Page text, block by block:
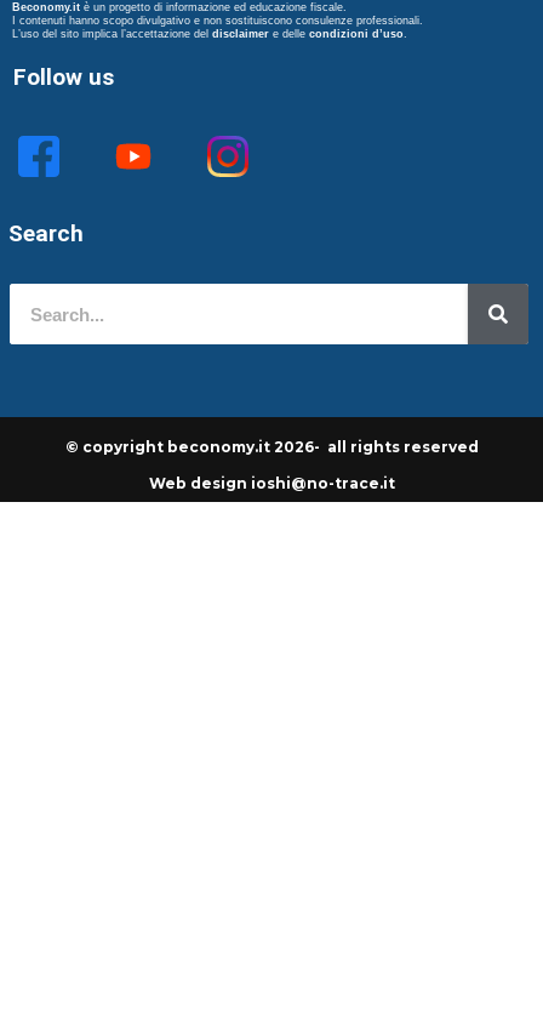
Beconomy.it è un progetto di informazione ed educazione fiscale.
I contenuti hanno scopo divulgativo e non sostituiscono consulenze professionali.
L’uso del sito implica l’accettazione del disclaimer e delle condizioni d’uso.
Follow us
Search
© copyright beconomy.it 2026- all rights reserved
Web design ioshi@no-trace.it